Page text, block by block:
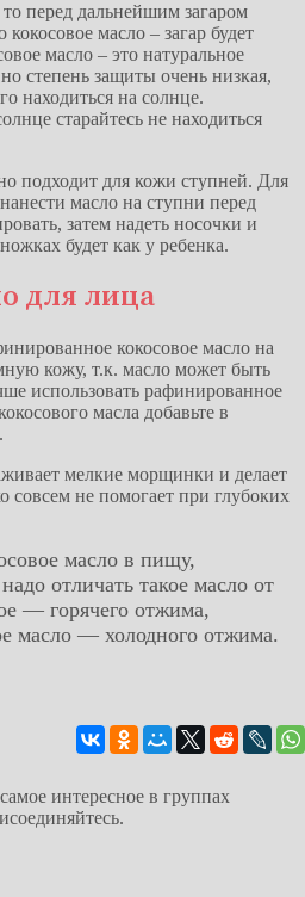
перед дальнейшим загаром
масло – загар будет
масло – это натуральное
степень защиты очень низкая,
находиться на солнце.
старайтесь не находиться
подходит для кожи ступней. Для
масло на ступни перед
затем надеть носочки и
будет как у ребенка.
для лица
кокосовое масло на
кожу, т.к. масло может быть
использовать рафинированное
масла добавьте в
мелкие морщинки и делает
совсем не помогает при глубоких
масло в пищу,
отличать такое масло от
— горячего отжима,
масло — холодного отжима.
интересное в группах